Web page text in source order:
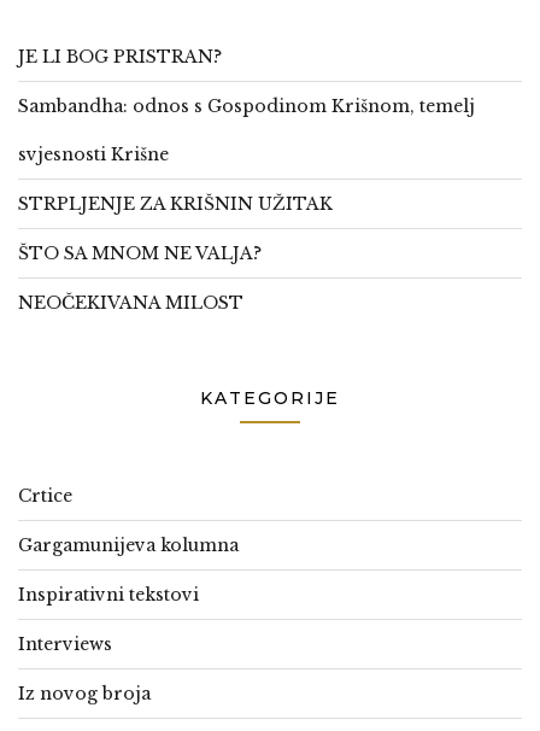
JE LI BOG PRISTRAN?
Sambandha: odnos s Gospodinom Krišnom, temelj
svjesnosti Krišne
STRPLJENJE ZA KRIŠNIN UŽITAK
ŠTO SA MNOM NE VALJA?
NEOČEKIVANA MILOST
KATEGORIJE
Crtice
Gargamunijeva kolumna
Inspirativni tekstovi
Interviews
Iz novog broja